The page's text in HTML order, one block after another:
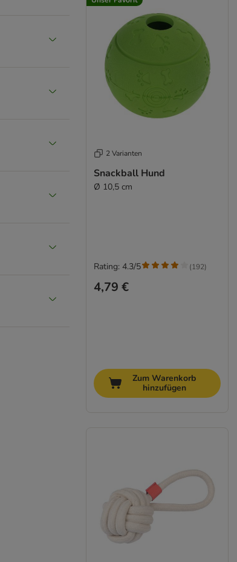
2 Varianten
Snackball Hund
Ø 10,5 cm
4,79 €
Rating: 4.3/5 (192)
Zum Warenkorb
hinzufügen